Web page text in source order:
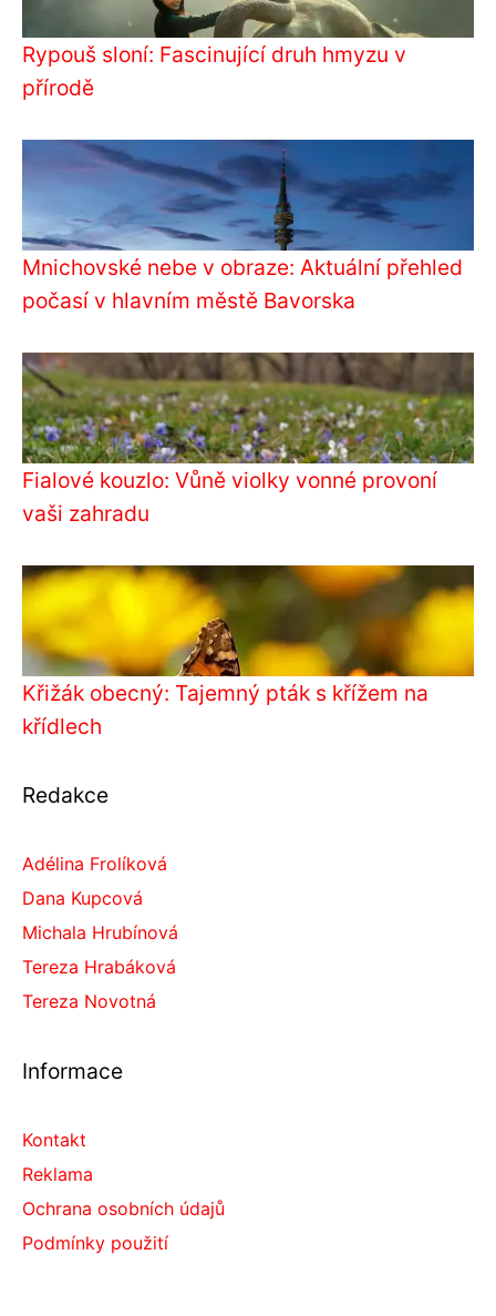
Rypouš sloní: Fascinující druh hmyzu v
přírodě
Mnichovské nebe v obraze: Aktuální přehled
počasí v hlavním městě Bavorska
Fialové kouzlo: Vůně violky vonné provoní
vaši zahradu
Křižák obecný: Tajemný pták s křížem na
křídlech
Redakce
Adélina Frolíková
Dana Kupcová
Michala Hrubínová
Tereza Hrabáková
Tereza Novotná
Informace
Kontakt
Reklama
Ochrana osobních údajů
Podmínky použití